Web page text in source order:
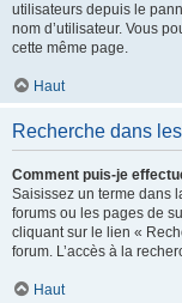
utilisateurs depuis le
nom d’utilisateur. Vous
cette même page.
Haut
Recherche dans
Comment puis-je
Saisissez un terme dans
forums ou les pages de
cliquant sur le lien «
forum. L’accès à la
Haut